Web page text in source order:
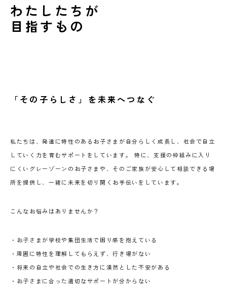
わたしたちが
目指すもの
「その子らしさ」を未来へつなぐ
私たちは、発達に特性のあるお子さまが自分らしく成長し、社会で自立
していく力を育むサポートをしています。 特に、支援の枠組みに入り
にくいグレーゾーンのお子さまや、そのご家族が安心して相談できる場
所を提供し、一緒に未来を切り開くお手伝いをしています。
こんなお悩みはありませんか？
・お子さまが学校や集団生活で困り感を抱えている
・周囲に特性を理解してもらえず、行き場がない
・将来の自立や社会での生き方に漠然とした不安がある
・お子さまに合った適切なサポートが分からない